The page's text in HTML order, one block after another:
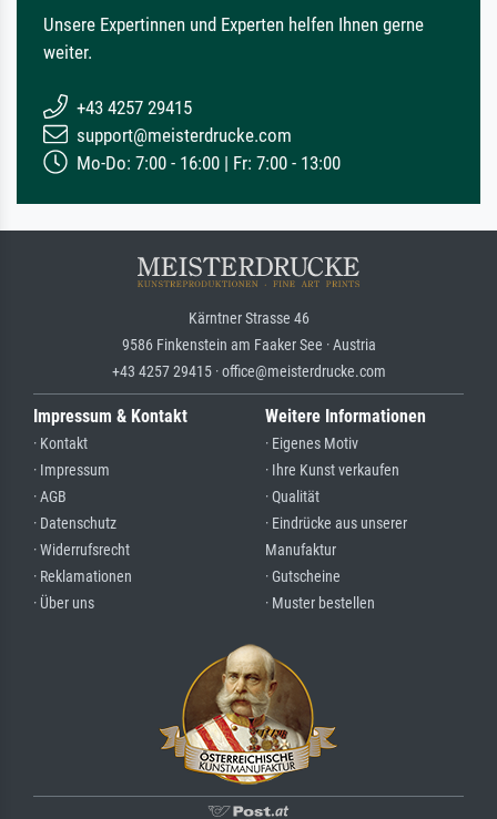
Unsere Expertinnen und Experten helfen Ihnen gerne
weiter.
+43 4257 29415
support@meisterdrucke.com
Mo-Do: 7:00 - 16:00 | Fr: 7:00 - 13:00
Kärntner Strasse 46
9586 Finkenstein am Faaker See · Austria
+43 4257 29415 · office@meisterdrucke.com
Impressum & Kontakt
· Kontakt
· Impressum
· AGB
· Datenschutz
· Widerrufsrecht
· Reklamationen
· Über uns
Weitere Informationen
· Eigenes Motiv
· Ihre Kunst verkaufen
· Qualität
· Eindrücke aus unserer
Manufaktur
· Gutscheine
· Muster bestellen